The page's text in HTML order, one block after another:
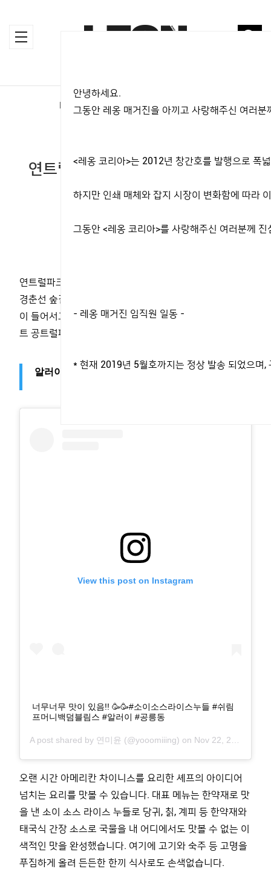
안녕하세요.
그동안 레옹 매거진을 아끼고 사랑해주신 여러분
<레옹 코리아>는 2012년 창간호를 발행으로 폭
하지만 인쇄 매체와 잡지 시장이 변화함에 따라
그동안 <레옹 코리아>를 사랑해주신 여러분께
- 레옹 매거진 임직원 일동 -
* 현재 2019년 5월호까지는 정상 발송 되었으며
HOME > MAGAZINE > LIFESTYLE
연트럴파크 가고 공트럴파크가 온
다!
연트럴파크에 이어 공트럴파크가 뜨고 있습니다
경춘선 숲길이 새로 조성되며 숲길을 따라 개성 강한 숍들
이 들어서고 있는 것인데요 .아직은 나만 알고 싶은 스트리
트 공트럴파크의 먹을거리와 마실거리를 소개합니다
알러이
View this post on Instagram
너무너무 맛이 있음!! 🥳🥳#소이소스라이스누들 #쉬림
프머니백덤블림스 #알러이 #공릉동
A post shared by 연미윤 (@yooomiiing) on Nov 22, 2018 at 7:37pm PST
오랜 시간 아메리칸 차이니스를 요리한 셰프의 아이디어
넘치는 요리를 맛볼 수 있습니다. 대표 메뉴는 한약재로 맛
을 낸 소이 소스 라이스 누들로 당귀, 칡, 계피 등 한약재와
태국식 간장 소스로 국물을 내 어디에서도 맛볼 수 없는 이
색적인 맛을 완성했습니다. 여기에 고기와 숙주 등 고명을
푸짐하게 올려 든든한 한끼 식사로도 손색없습니다.